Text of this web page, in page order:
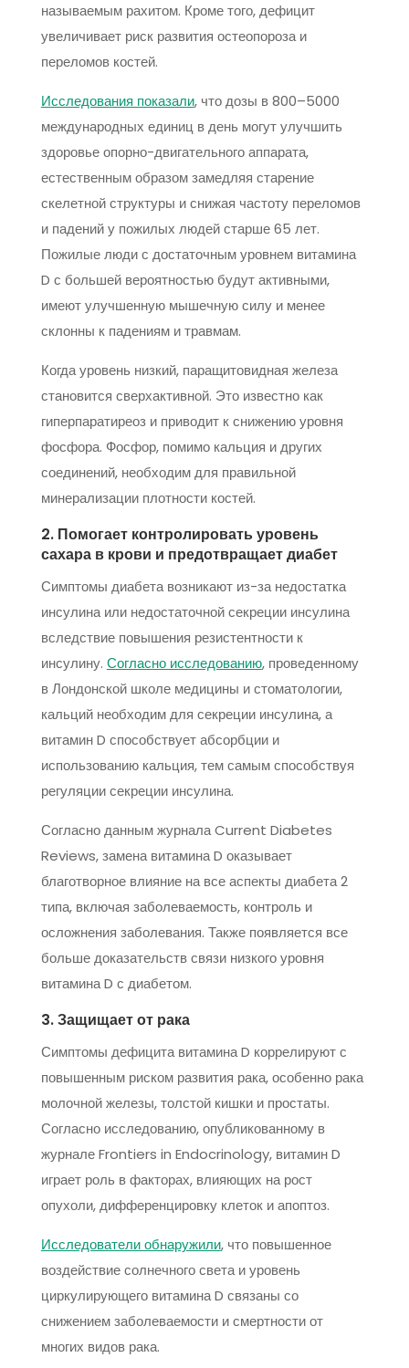
называемым рахитом. Кроме того, дефицит
увеличивает риск развития остеопороза и
переломов костей.
Исследования показали, что дозы в 800–5000
международных единиц в день могут улучшить
здоровье опорно-двигательного аппарата,
естественным образом замедляя старение
скелетной структуры и снижая частоту переломов
и падений у пожилых людей старше 65 лет.
Пожилые люди с достаточным уровнем витамина
D с большей вероятностью будут активными,
имеют улучшенную мышечную силу и менее
склонны к падениям и травмам.
Когда уровень низкий, паращитовидная железа
становится сверхактивной. Это известно как
гиперпаратиреоз и приводит к снижению уровня
фосфора. Фосфор, помимо кальция и других
соединений, необходим для правильной
минерализации плотности костей.
2. Помогает контролировать уровень
сахара в крови и предотвращает диабет
Симптомы диабета возникают из-за недостатка
инсулина или недостаточной секреции инсулина
вследствие повышения резистентности к
инсулину. Согласно исследованию, проведенному
в Лондонской школе медицины и стоматологии,
кальций необходим для секреции инсулина, а
витамин D способствует абсорбции и
использованию кальция, тем самым способствуя
регуляции секреции инсулина.
Согласно данным журнала Current Diabetes
Reviews, замена витамина D оказывает
благотворное влияние на все аспекты диабета 2
типа, включая заболеваемость, контроль и
осложнения заболевания. Также появляется все
больше доказательств связи низкого уровня
витамина D с диабетом.
3. Защищает от рака
Симптомы дефицита витамина D коррелируют с
повышенным риском развития рака, особенно рака
молочной железы, толстой кишки и простаты.
Согласно исследованию, опубликованному в
журнале Frontiers in Endocrinology, витамин D
играет роль в факторах, влияющих на рост
опухоли, дифференцировку клеток и апоптоз.
Исследователи обнаружили, что повышенное
воздействие солнечного света и уровень
циркулирующего витамина D связаны со
снижением заболеваемости и смертности от
многих видов рака.